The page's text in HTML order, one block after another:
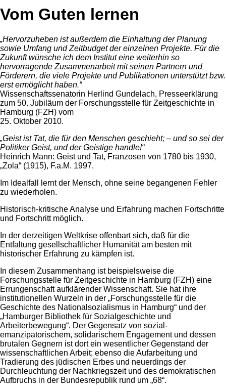
Vom Guten lernen
„Hervorzuheben ist außerdem die Einhaltung der Planung
sowie Umfang und Zeitbudget der einzelnen Projekte. Für die
Zukunft wünsche ich dem Institut eine weiterhin so
hervorragende Zusammenarbeit mit seinen Partnern und
Förderern, die viele Projekte und Publikationen unterstützt bzw.
erst ermöglicht haben.“
Wissenschaftssenatorin Herlind Gundelach, Presseerklärung
zum 50. Jubiläum der Forschungsstelle für Zeitgeschichte in
Hamburg (FZH) vom
25. Oktober 2010.
„Geist ist Tat, die für den Menschen geschieht; – und so sei der
Politiker Geist, und der Geistige handle!“
Heinrich Mann: Geist und Tat, Franzosen von 1780 bis 1930,
„Zola“ (1915), F.a.M. 1997.
Im Idealfall lernt der Mensch, ohne seine begangenen Fehler
zu wiederholen.
Historisch-kritische Analyse und Erfahrung machen Fortschritte
und Fortschritt möglich.
In der derzeitigen Weltkrise offenbart sich, daß für die
Entfaltung gesellschaftlicher Humanität am besten mit
historischer Erfahrung zu kämpfen ist.
In diesem Zusammenhang ist beispielsweise die
Forschungsstelle für Zeitgeschichte in Hamburg (FZH) eine
Errungenschaft aufklärender Wissenschaft. Sie hat ihre
institutionellen Wurzeln in der „Forschungsstelle für die
Geschichte des Nationalsozialismus in Hamburg“ und der
„Hamburger Bibliothek für Sozialgeschichte und
Arbeiterbewegung“. Der Gegensatz von sozial-
emanzipatorischem, solidarischem Engagement und dessen
brutalen Gegnern ist dort ein wesentlicher Gegenstand der
wissenschaftlichen Arbeit; ebenso die Aufarbeitung und
Tradierung des jüdischen Erbes und neuerdings der
Durchleuchtung der Nachkriegszeit und des demokratischen
Aufbruchs in der Bundesrepublik rund um „68“.